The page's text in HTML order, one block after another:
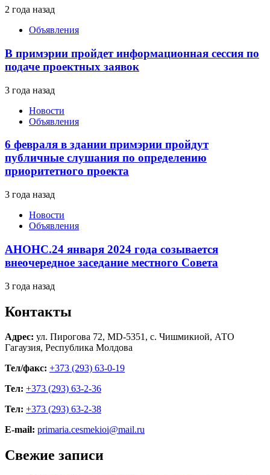
2 года назад
Объявления
В примэрии пройдет информационная сессия по
подаче проектных заявок
3 года назад
Новости
Объявления
6 февраля в здании примэрии пройдут
публичные слушания по определению
приоритетного проекта
3 года назад
Новости
Объявления
АНОНС.24 января 2024 года созывается
внеочередное заседание местного Совета
3 года назад
Контакты
Адрес: ул. Пирогова 72, MD-5351, с. Чишмикиой, АТО
Гагаузия, Республика Молдова
Тел/факс: +373 (293) 63-0-19
Тел: +373 (293) 63-2-36
Тел: +373 (293) 63-2-38
E-mail: primaria.cesmekioi@mail.ru
Свежие записи